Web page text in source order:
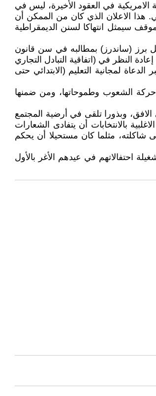
في العقود الأخيرة، ليس في
هذا الاعلان الذي كان من الممكن أن
سيمثل انتهاكا لسنن الديمقراطية
برز (ساندرز) بمطالبه في سن قانون
إعادة النظر في (اتفاقية التبادل التجاري
لمجانية التعليم (الابتدائي حتى
حركة الشعوب وطموحاتها، ومن ضمنها
وبذورا تلقى في أرضية المجتمع
بالانتخابات أن يتفادى الشعارات
شاكلته، مثلما كان مستحيلا أن يحكم
للرئاسة الأمريكية سيشارك الشغيلة احتفالاتهم في عيدهم الأغر بالأول